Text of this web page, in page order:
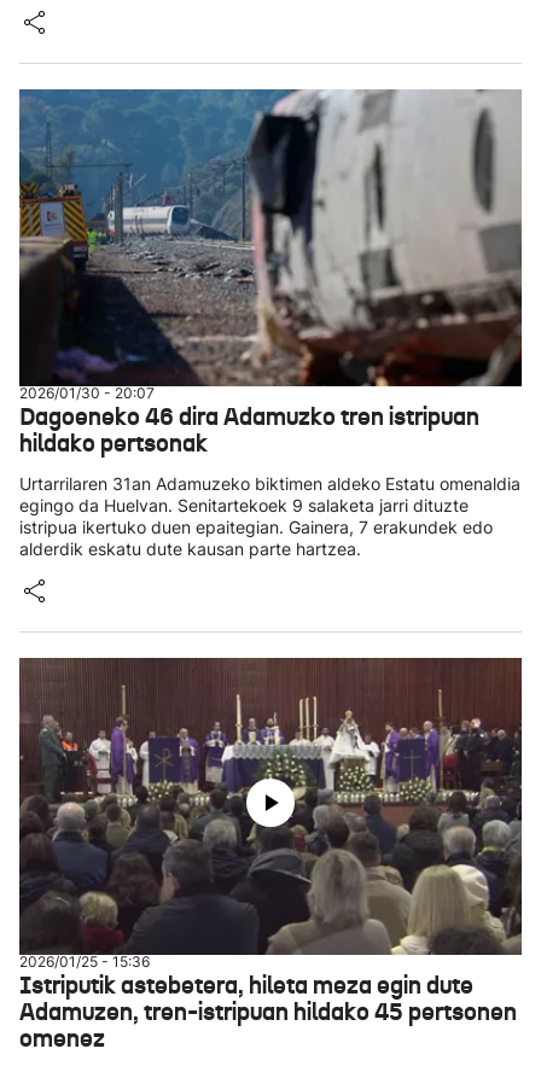
2026/01/30 - 20:07
Dagoeneko 46 dira Adamuzko tren istripuan
hildako pertsonak
Urtarrilaren 31an Adamuzeko biktimen aldeko Estatu omenaldia
egingo da Huelvan. Senitartekoek 9 salaketa jarri dituzte
istripua ikertuko duen epaitegian. Gainera, 7 erakundek edo
alderdik eskatu dute kausan parte hartzea.
2026/01/25 - 15:36
Istriputik astebetera, hileta meza egin dute
Adamuzen, tren-istripuan hildako 45 pertsonen
omenez